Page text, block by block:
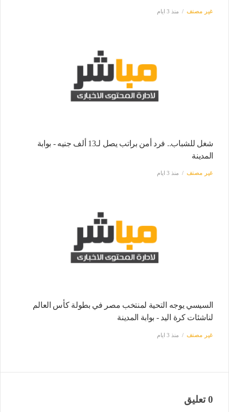
غير مصنف منذ 3 ايام
شغل للشباب.. فرد أمن براتب يصل لـ13 ألف جنيه - بوابة
المدينة
غير مصنف منذ 3 ايام
السيسي يوجه التحية لمنتخب مصر في بطولة كأس العالم
لناشئات كرة اليد - بوابة المدينة
غير مصنف منذ 3 ايام
0 تعليق